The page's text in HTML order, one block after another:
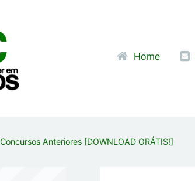
Pular para o
Home
Anteriores [DOWNLOAD GRÁTIS!]